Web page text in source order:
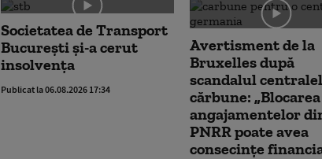
Societatea de Transport
București și-a cerut
insolvența
Publicat la 06.08.2026 17:34
Avertisment de la
Bruxelles după
scandalul
cărbune: „Blocarea
angajamentelor
PNRR poate avea
consecințe